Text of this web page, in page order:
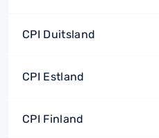
CPI Duitsland
CPI Estland
CPI Finland